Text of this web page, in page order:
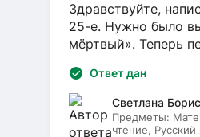
Здравствуйте,
25-е. Нужно было
мёртвый». Теперь
Ответ дан
Светлана
Предметы:
чтение, Русский